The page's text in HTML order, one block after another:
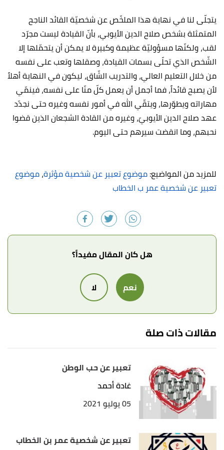
يتجلّى لنا في نهاية هذا الملخّص عن شخصيّة القائد الناجح
المتمثلة بشخص صلاح الدين الأيوبي، بأنّ القيادة ليست مجرّد
لقب، ولكنّها مسؤوليّة عظيمة وكبيرة لا يمكن أن يتحمّلها إلا
الشّخص الذي تحلّى بسمات القيادة، وصقلها وتعب على نفسه
من خلال التعليم العالي، والتدريب الشّاق، ليكون في النهاية أهلاً
لأن يصبح قائداً، فما أجمل أن يعمل كلّ منّا على نفسه، فينمّي
مهاراته ويطوّرها، ويتقّي الله في أمور نفسه وغيره حتى نجدّد
عهد صلاح الدين الأيوبيّ، وغيره من القادة الشجعان الذين قضوا
نحبهم، وما انقضت سيرهم حتى اليوم.
للمزيد من المواضيع:موضوع تعبير عن شخصية مؤثرة،موضوع
تعبير عن شخصية عمر ب الخطاب
هل كان المقال مفيداً؟
نعم لا
مقالات ذات صلة
تعبير عن حب الوطن
غادة أحمد
05 يوليو 2021
تعبير عن شخصية عمر بن الخطاب